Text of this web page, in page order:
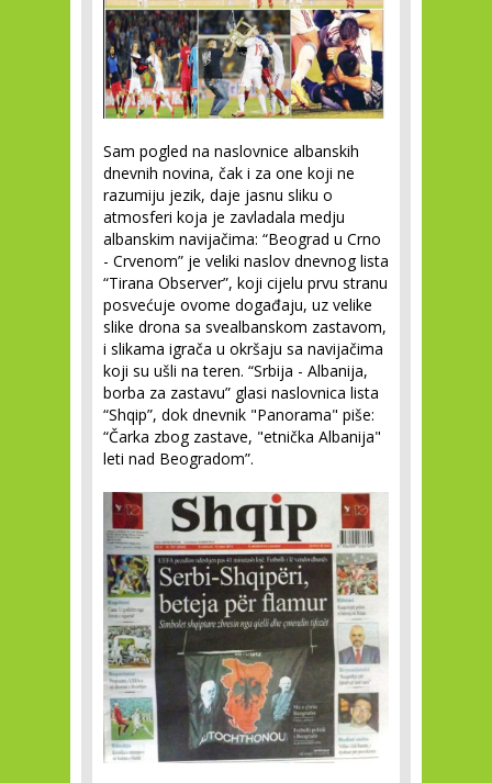
Sam pogled na naslovnice albanskih
dnevnih novina, čak i za one koji ne
razumiju jezik, daje jasnu sliku o
atmosferi koja je zavladala medju
albanskim navijačima: “Beograd u Crno
- Crvenom” je veliki naslov dnevnog lista
“Tirana Observer”, koji cijelu prvu stranu
posvećuje ovome događaju, uz velike
slike drona sa svealbanskom zastavom,
i slikama igrača u okršaju sa navijačima
koji su ušli na teren. “Srbija - Albanija,
borba za zastavu” glasi naslovnica lista
“Shqip”, dok dnevnik "Panorama" piše:
“Čarka zbog zastave, "etnička Albanija"
leti nad Beogradom”.